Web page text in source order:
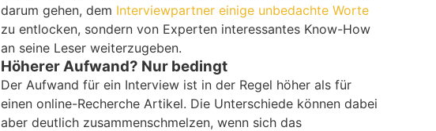
darum gehen, dem Interviewpartner einige unbedachte Worte
zu entlocken, sondern von Experten interessantes Know-How
an seine Leser weiterzugeben.
Höherer Aufwand? Nur bedingt
Der Aufwand für ein Interview ist in der Regel höher als für
einen online-Recherche Artikel. Die Unterschiede können dabei
aber deutlich zusammenschmelzen, wenn sich das